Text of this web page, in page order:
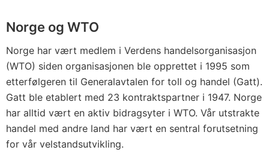
Norge og WTO
Norge har vært medlem i Verdens handelsorganisasjon
(WTO) siden organisasjonen ble opprettet i 1995 som
etterfølgeren til Generalavtalen for toll og handel (Gatt).
Gatt ble etablert med 23 kontraktspartner i 1947. Norge
har alltid vært en aktiv bidragsyter i WTO. Vår utstrakte
handel med andre land har vært en sentral forutsetning
for vår velstandsutvikling.